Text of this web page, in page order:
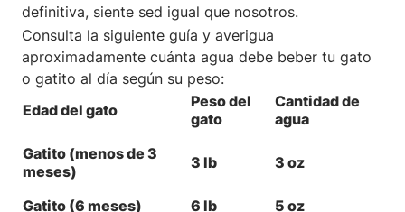
definitiva, siente sed igual que nosotros.
Consulta la siguiente guía y averigua
aproximadamente cuánta agua debe beber tu gato
o gatito al día según su peso:
Edad del gato
Peso del
gato
Cantidad de
agua
Gatito (menos de 3
meses)
3 lb 3 oz
Gatito (6 meses) 6 lb 5 oz